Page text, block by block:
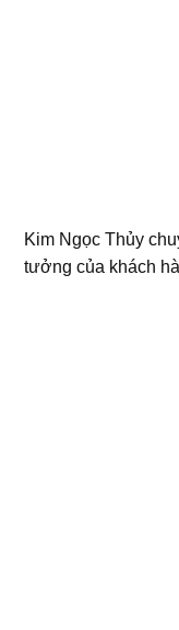
Kim Ngọc Thủy
tưởng của khách